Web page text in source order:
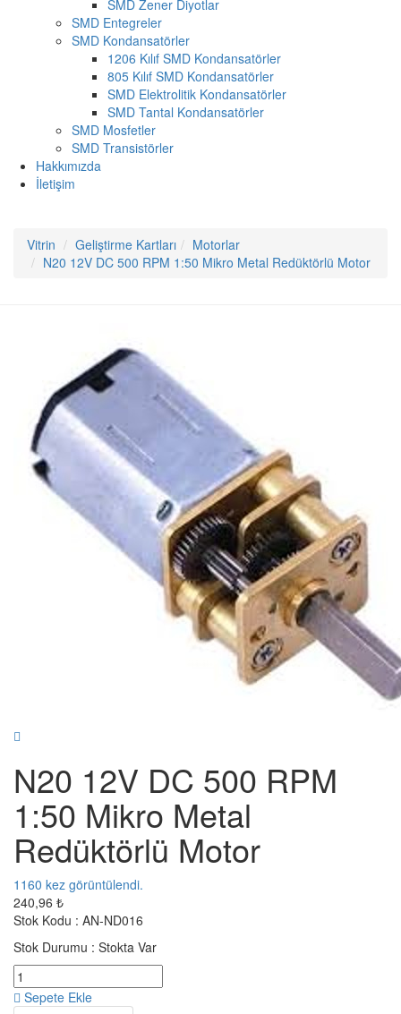
SMD Zener Diyotlar
SMD Entegreler
SMD Kondansatörler
1206 Kılıf SMD Kondansatörler
805 Kılıf SMD Kondansatörler
SMD Elektrolitik Kondansatörler
SMD Tantal Kondansatörler
SMD Mosfetler
SMD Transistörler
Hakkımızda
İletişim
Vitrin Geliştirme Kartları
Motorlar
N20 12V DC 500 RPM 1:50 Mikro Metal Redüktörlü Motor
N20 12V DC 500 RPM
1:50 Mikro Metal
Redüktörlü Motor
1160 kez görüntülendi.
240,96 ₺
Stok Kodu : AN-ND016
Stok Durumu : Stokta Var
Sepete Ekle